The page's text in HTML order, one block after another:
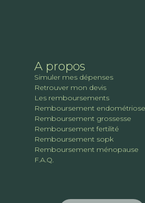
A propos
Simuler mes dépenses
Retrouver mon devis
Les remboursements
Remboursement endométriose
Remboursement grossesse
Remboursement fertilité
Remboursement sopk
Remboursement ménopause
F.A.Q.